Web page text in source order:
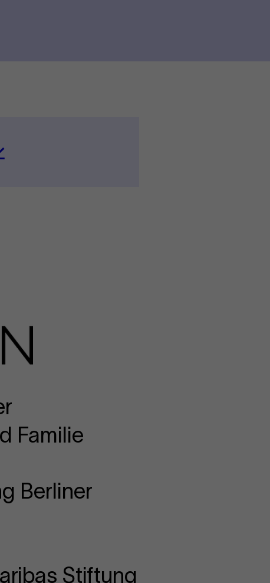
Familie
Berliner
Stiftung